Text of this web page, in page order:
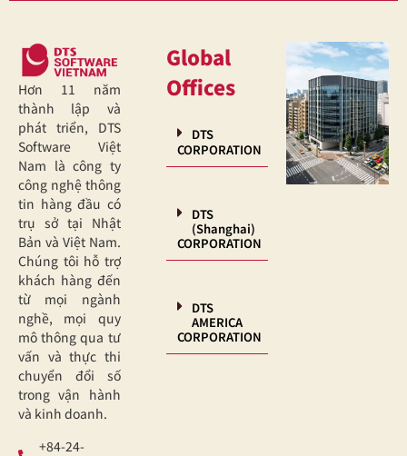
Hơn 11 năm
thành lập và
phát triển, DTS
Software Việt
Nam là công ty
công nghệ thông
tin hàng đầu có
trụ sở tại Nhật
Bản và Việt Nam.
Chúng tôi hỗ trợ
khách hàng đến
từ mọi ngành
nghề, mọi quy
mô thông qua tư
vấn và thực thi
chuyển đổi số
trong vận hành
và kinh doanh.
+84-24-
Global
Offices
DTS
CORPORATION
DTS
(Shanghai)
CORPORATION
DTS
AMERICA
CORPORATION